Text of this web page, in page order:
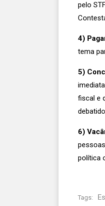
pelo
4)
tema
5)
fiscal e
6)
política
Tags: